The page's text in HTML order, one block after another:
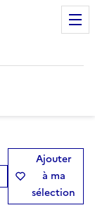
Ajouter
à ma
sélection